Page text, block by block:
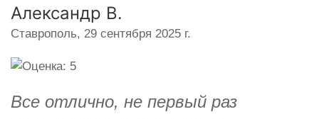
Александр В.
Ставрополь, 29 сентября 2025 г.
Все отлично, не первый раз